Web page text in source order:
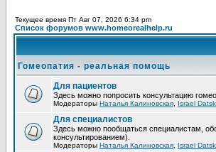
Текущее время Пт Авг 07, 2026 6:34 pm
Список форумов www.homeorealhelp.ru
Гомеопатия - реальная помощь
Для пациентов
Здесь можно попросить консультацию
Модераторы Наталья Калиновская Israel
Для специалистов
Здесь можно пообщаться специалистам,
консультированием).
Модераторы Наталья Калиновская Israel